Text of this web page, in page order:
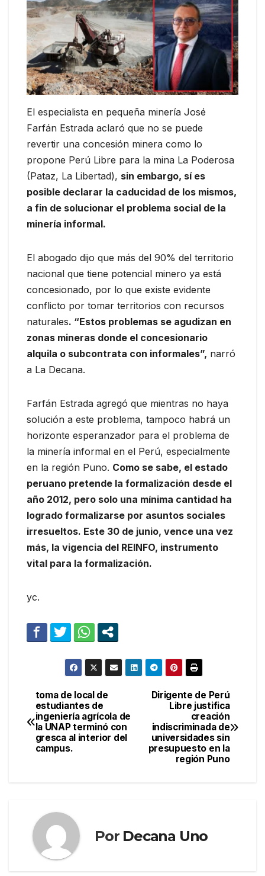
El especialista en pequeña minería José
Farfán Estrada aclaró que no se puede
revertir una concesión minera como lo
propone Perú Libre para la mina La Poderosa
(Pataz, La Libertad), sin embargo, sí es
posible declarar la caducidad de los mismos,
a fin de solucionar el problema social de la
minería informal.
El abogado dijo que más del 90% del territorio
nacional que tiene potencial minero ya está
concesionado, por lo que existe evidente
conflicto por tomar territorios con recursos
naturales. “Estos problemas se agudizan en
zonas mineras donde el concesionario
alquila o subcontrata con informales”, narró
a La Decana.
Farfán Estrada agregó que mientras no haya
solución a este problema, tampoco habrá un
horizonte esperanzador para el problema de
la minería informal en el Perú, especialmente
en la región Puno. Como se sabe, el estado
peruano pretende la formalización desde el
año 2012, pero solo una mínima cantidad ha
logrado formalizarse por asuntos sociales
irresueltos. Este 30 de junio, vence una vez
más, la vigencia del REINFO, instrumento
vital para la formalización.
yc.
Navegación
de
entradas
Dirigente de Perú
Libre justifica
creación
indiscriminada de
universidades sin
presupuesto en la
región Puno
toma de local de
estudiantes de
ingeniería agrícola de
la UNAP terminó con
gresca al interior del
campus.
Por Decana Uno